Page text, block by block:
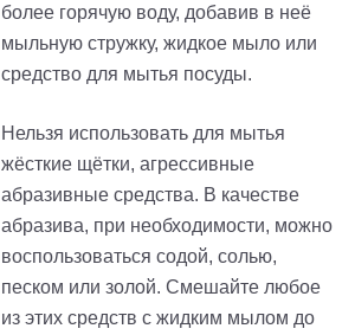
более горячую воду, добавив в неё
мыльную стружку, жидкое мыло или
средство для мытья посуды.
Нельзя использовать для мытья
жёсткие щётки, агрессивные
абразивные средства. В качестве
абразива, при необходимости, можно
воспользоваться содой, солью,
песком или золой. Смешайте любое
из этих средств с жидким мылом до